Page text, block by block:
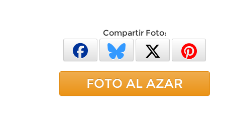
Compartir Foto:
FOTO AL AZAR